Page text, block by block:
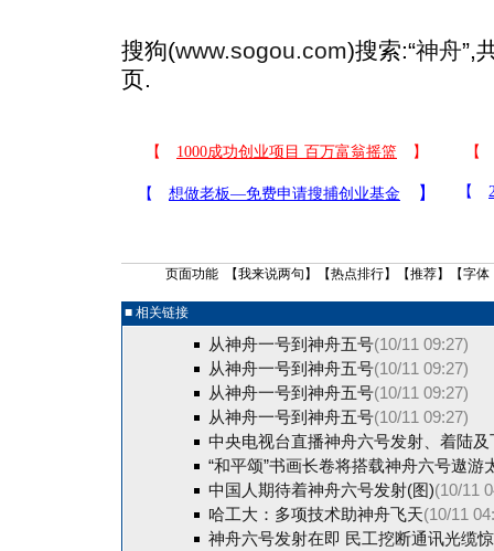
搜狗(www.sogou.com)搜索:“神舟”,
页.
页面功能 【我来说两句 】【热点排行】【推荐】【字体
■ 相关链接
从神舟一号到神舟五号(10/11 09:27)
从神舟一号到神舟五号(10/11 09:27)
从神舟一号到神舟五号(10/11 09:27)
从神舟一号到神舟五号(10/11 09:27)
中央电视台直播神舟六号发射、着陆及
“和平颂”书画长卷将搭载神舟六号遨游
中国人期待着神舟六号发射(图)(10/11
哈工大：多项技术助神舟飞天(10/11
神舟六号发射在即 民工挖断通讯光缆